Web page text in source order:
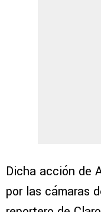
Dicha acción de
por las cámaras